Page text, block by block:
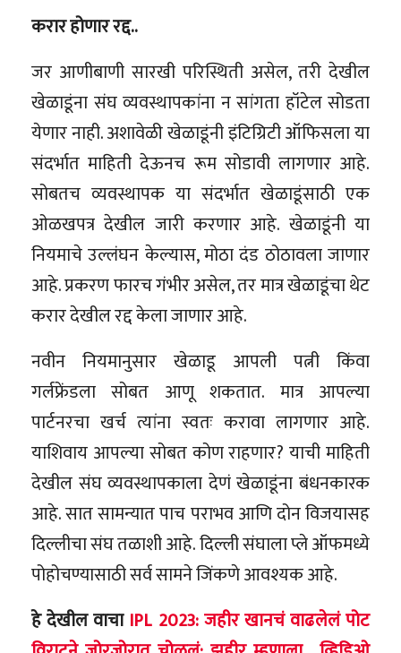
करार होणार रद्द..
जर आणीबाणी सारखी परिस्थिती असेल, तरी देखील
खेळाडूंना संघ व्यवस्थापकांना न सांगता हॉटेल सोडता
येणार नाही. अशावेळी खेळाडूंनी इंटिग्रिटी ऑफिसला या
संदर्भात माहिती देऊनच रूम सोडावी लागणार आहे.
सोबतच व्यवस्थापक या संदर्भात खेळाडूंसाठी एक
ओळखपत्र देखील जारी करणार आहे. खेळाडूंनी या
नियमाचे उल्लंघन केल्यास, मोठा दंड ठोठावला जाणार
आहे. प्रकरण फारच गंभीर असेल, तर मात्र खेळाडूंचा थेट
करार देखील रद्द केला जाणार आहे.
नवीन नियमानुसार खेळाडू आपली पत्नी किंवा
गर्लफ्रेंडला सोबत आणू शकतात. मात्र आपल्या
पार्टनरचा खर्च त्यांना स्वतः करावा लागणार आहे.
याशिवाय आपल्या सोबत कोण राहणार? याची माहिती
देखील संघ व्यवस्थापकाला देणं खेळाडूंना बंधनकारक
आहे. सात सामन्यात पाच पराभव आणि दोन विजयासह
दिल्लीचा संघ तळाशी आहे. दिल्ली संघाला प्ले ऑफमध्ये
पोहोचण्यासाठी सर्व सामने जिंकणे आवश्यक आहे.
हे देखील वाचा IPL 2023: जहीर खानचं वाढलेलं पोट